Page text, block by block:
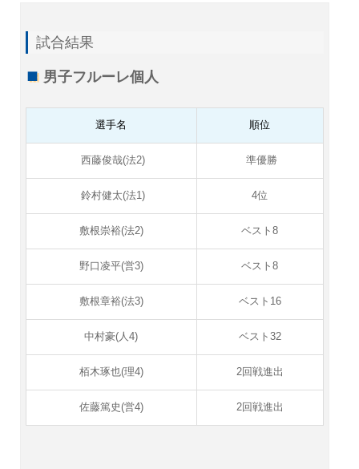
試合結果
男子フルーレ個人
選手名 順位
西藤俊哉(法2) 準優勝
鈴村健太(法1) 4位
敷根崇裕(法2) ベスト8
野口凌平(営3) ベスト8
敷根章裕(法3) ベスト16
中村豪(人4) ベスト32
栢木琢也(理4) 2回戦進出
佐藤篤史(営4) 2回戦進出